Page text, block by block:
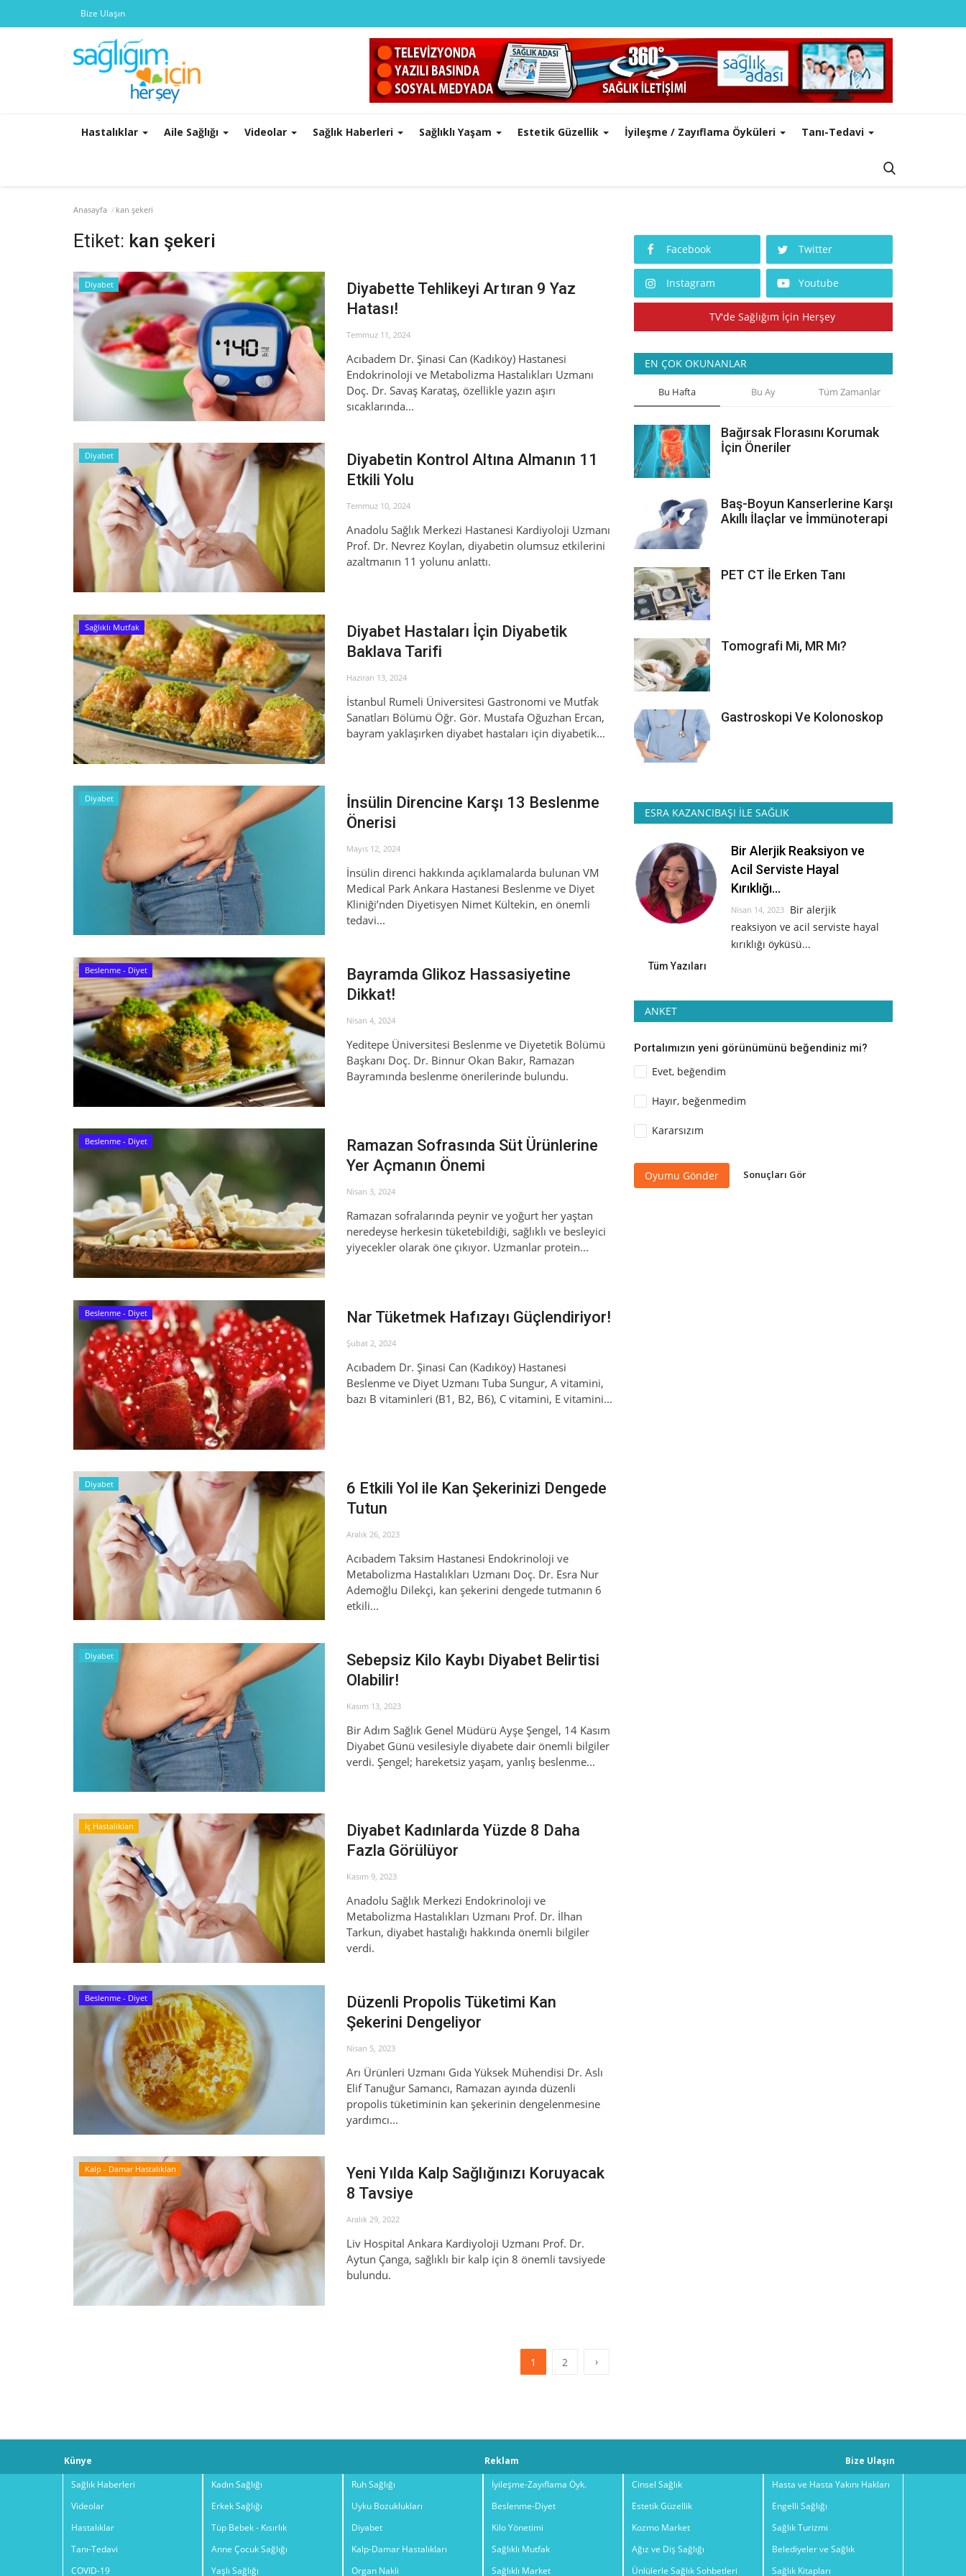
Bize Ulaşın
Hastalıklar Aile Sağlığı Videolar Sağlık Haberleri Sağlıklı Yaşam Estetik Güzellik İyileşme / Zayıflama Öyküleri Tanı-Tedavi
Anasayfa kan şekeri
Etiket: kan şekeri
Diyabet
Diyabette Tehlikeyi Artıran 9 Yaz
Hatası!
Temmuz 11, 2024
Acıbadem Dr. Şinasi Can (Kadıköy) Hastanesi
Endokrinoloji ve Metabolizma Hastalıkları Uzmanı
Doç. Dr. Savaş Karataş, özellikle yazın aşırı
sıcaklarında...
Diyabet
Diyabetin Kontrol Altına Almanın 11
Etkili Yolu
Temmuz 10, 2024
Anadolu Sağlık Merkezi Hastanesi Kardiyoloji Uzmanı
Prof. Dr. Nevrez Koylan, diyabetin olumsuz etkilerini
azaltmanın 11 yolunu anlattı.
Sağlıklı Mutfak
Diyabet Hastaları İçin Diyabetik
Baklava Tarifi
Haziran 13, 2024
İstanbul Rumeli Üniversitesi Gastronomi ve Mutfak
Sanatları Bölümü Öğr. Gör. Mustafa Oğuzhan Ercan,
bayram yaklaşırken diyabet hastaları için diyabetik...
Diyabet
İnsülin Direncine Karşı 13 Beslenme
Önerisi
Mayıs 12, 2024
İnsülin direnci hakkında açıklamalarda bulunan VM
Medical Park Ankara Hastanesi Beslenme ve Diyet
Kliniği’nden Diyetisyen Nimet Kültekin, en önemli
tedavi...
Beslenme - Diyet
Bayramda Glikoz Hassasiyetine
Dikkat!
Nisan 4, 2024
Yeditepe Üniversitesi Beslenme ve Diyetetik Bölümü
Başkanı Doç. Dr. Binnur Okan Bakır, Ramazan
Bayramında beslenme önerilerinde bulundu.
Beslenme - Diyet
Ramazan Sofrasında Süt Ürünlerine
Yer Açmanın Önemi
Nisan 3, 2024
Ramazan sofralarında peynir ve yoğurt her yaştan
neredeyse herkesin tüketebildiği, sağlıklı ve besleyici
yiyecekler olarak öne çıkıyor. Uzmanlar protein...
Beslenme - Diyet Nar Tüketmek Hafızayı Güçlendiriyor!
Şubat 2, 2024
Acıbadem Dr. Şinasi Can (Kadıköy) Hastanesi
Beslenme ve Diyet Uzmanı Tuba Sungur, A vitamini,
bazı B vitaminleri (B1, B2, B6), C vitamini, E vitamini...
Diyabet
6 Etkili Yol ile Kan Şekerinizi Dengede
Tutun
Aralık 26, 2023
Acıbadem Taksim Hastanesi Endokrinoloji ve
Metabolizma Hastalıkları Uzmanı Doç. Dr. Esra Nur
Ademoğlu Dilekçi, kan şekerini dengede tutmanın 6
etkili...
Diyabet
Sebepsiz Kilo Kaybı Diyabet Belirtisi
Olabilir!
Kasım 13, 2023
Bir Adım Sağlık Genel Müdürü Ayşe Şengel, 14 Kasım
Diyabet Günü vesilesiyle diyabete dair önemli bilgiler
verdi. Şengel; hareketsiz yaşam, yanlış beslenme...
İç Hastalıkları
Diyabet Kadınlarda Yüzde 8 Daha
Fazla Görülüyor
Kasım 9, 2023
Anadolu Sağlık Merkezi Endokrinoloji ve
Metabolizma Hastalıkları Uzmanı Prof. Dr. İlhan
Tarkun, diyabet hastalığı hakkında önemli bilgiler
verdi.
Beslenme - Diyet
Düzenli Propolis Tüketimi Kan
Şekerini Dengeliyor
Nisan 5, 2023
Arı Ürünleri Uzmanı Gıda Yüksek Mühendisi Dr. Aslı
Elif Tanuğur Samancı, Ramazan ayında düzenli
propolis tüketiminin kan şekerinin dengelenmesine
yardımcı...
Kalp - Damar Hastalıkları
Yeni Yılda Kalp Sağlığınızı Koruyacak
8 Tavsiye
Aralık 29, 2022
Liv Hospital Ankara Kardiyoloji Uzmanı Prof. Dr.
Aytun Çanga, sağlıklı bir kalp için 8 önemli tavsiyede
bulundu.
1 2 ›
Facebook Twitter
Instagram Youtube
TV'de Sağlığım İçin Herşey
EN ÇOK OKUNANLAR
Bu Hafta Bu Ay Tüm Zamanlar
Bağırsak Florasını Korumak
İçin Öneriler
Baş-Boyun Kanserlerine Karşı
Akıllı İlaçlar ve İmmünoterapi
PET CT İle Erken Tanı
Tomografi Mi, MR Mı?
Gastroskopi Ve Kolonoskop
ESRA KAZANCIBAŞI İLE SAĞLIK
Bir Alerjik Reaksiyon ve
Acil Serviste Hayal
Kırıklığı...
Nisan 14, 2023 Bir alerjik
reaksiyon ve acil serviste hayal
kırıklığı öyküsü...
Tüm Yazıları
ANKET
Portalımızın yeni görünümünü beğendiniz mi?
Evet, beğendim
Hayır, beğenmedim
Kararsızım
Oyumu Gönder Sonuçları Gör
Künye Reklam
Bize Ulaşın
Sağlık Haberleri
Videolar
Hastalıklar
Tanı-Tedavi
COVID-19
Kadın Sağlığı
Erkek Sağlığı
Tüp Bebek - Kısırlık
Anne Çocuk Sağlığı
Yaşlı Sağlığı
Ruh Sağlığı
Uyku Bozuklukları
Diyabet
Kalp-Damar Hastalıkları
Organ Nakli
İyileşme-Zayıflama Öyk.
Beslenme-Diyet
Kilo Yönetimi
Sağlıklı Mutfak
Sağlıklı Market
Cinsel Sağlık
Estetik Güzellik
Kozmo Market
Ağız ve Diş Sağlığı
Ünlülerle Sağlık Sohbetleri
Hasta ve Hasta Yakını Hakları
Engelli Sağlığı
Sağlık Turizmi
Belediyeler ve Sağlık
Sağlık Kitapları